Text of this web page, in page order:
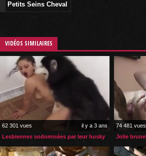
Petits Seins Cheval
VIDÉOS SIMILAIRES
62 301 vues
il y a 3 ans
Lesbiennes sodomisées par leur husky
74 481 vues